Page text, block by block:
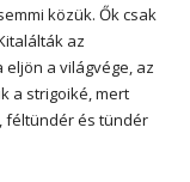
közük. Ők csak
az
a világvége, az
a strigoiké, mert
féltündér és tündér